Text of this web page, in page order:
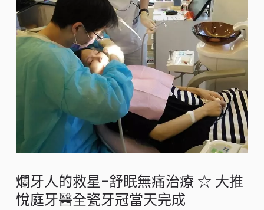
爛牙人的救星-舒眠無痛治療 ☆ 大推
悅庭牙醫全瓷牙冠當天完成